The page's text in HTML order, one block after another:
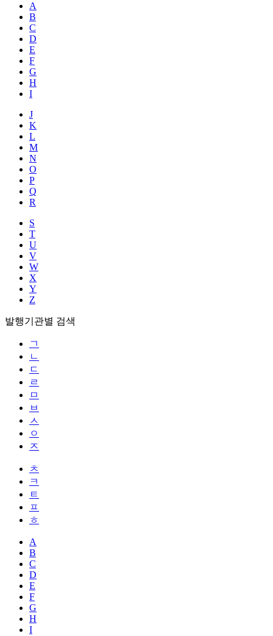
A
B
C
D
E
F
G
H
I
J
K
L
M
N
O
P
Q
R
S
T
U
V
W
X
Y
Z
발행기관별 검색
ㄱ
ㄴ
ㄷ
ㄹ
ㅁ
ㅂ
ㅅ
ㅇ
ㅈ
ㅊ
ㅋ
ㅌ
ㅍ
ㅎ
A
B
C
D
E
F
G
H
I